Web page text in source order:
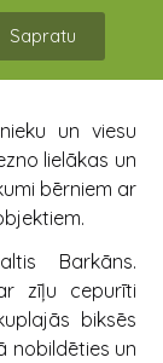
Sapratu
pasākumi
un viesu
lielākas un
bērniem ar
Barkāns.
zīļu cepurīti
biksēs
nobildēties un